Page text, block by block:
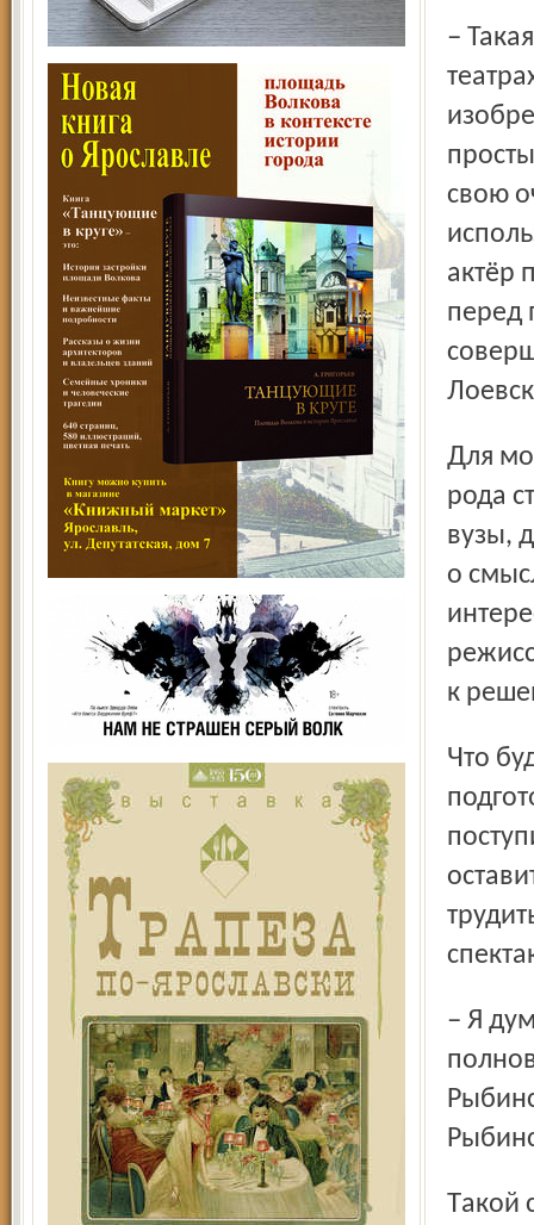
– Такая методика применялась ещё в дореволюционных
свою
актёр
перед
Для молодых режиссёров данная работа – тоже своего
рода
вузы,
о
к
Что будет после проведения семинара с
– Я думаю, что все четыре пьесы будут доработаны до
Такой семинар, во время которого спектакли создаются в